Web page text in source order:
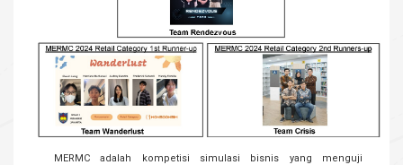
MERMC adalah kompetisi simulasi bisnis yang menguji